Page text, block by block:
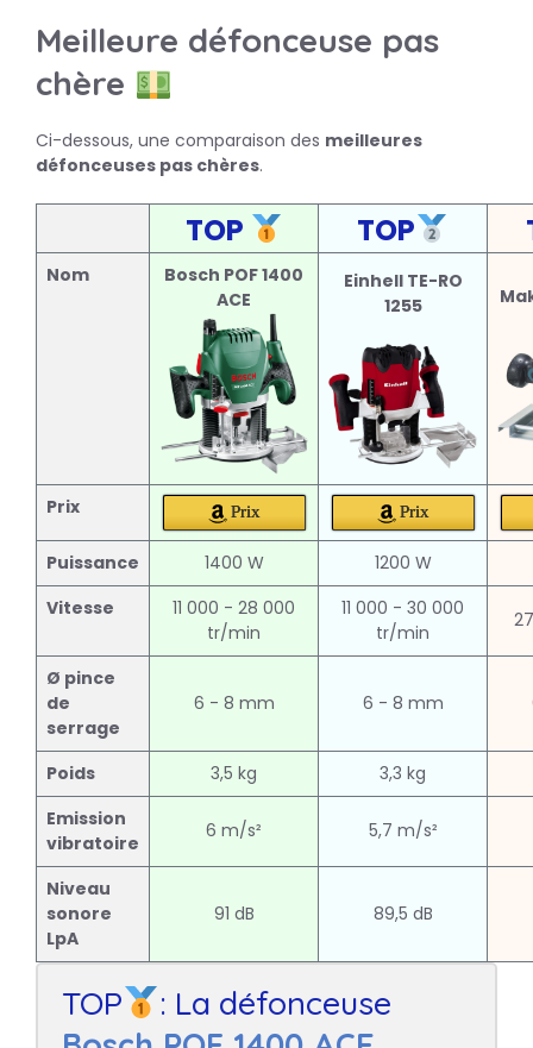
Meilleure défonceuse pas
chère
Ci-dessous, une comparaison des meilleures
défonceuses pas chères.
TOP TOP
Nom
Bosch POF 1400
ACE
Einhell TE-RO
1255
Prix Prix Prix
Puissance 1400 W
1200 W
Vitesse
11 000 - 28 000
tr/min
11 000 - 30 000
tr/min
Ø pince
de
serrage
6 - 8 mm 6 - 8 mm
Poids 3,5 kg
3,3 kg
Emission
vibratoire
6 m/s² 5,7 m/s²
Niveau
sonore
LpA
91 dB 89,5 dB
TOP
: La défonceuse